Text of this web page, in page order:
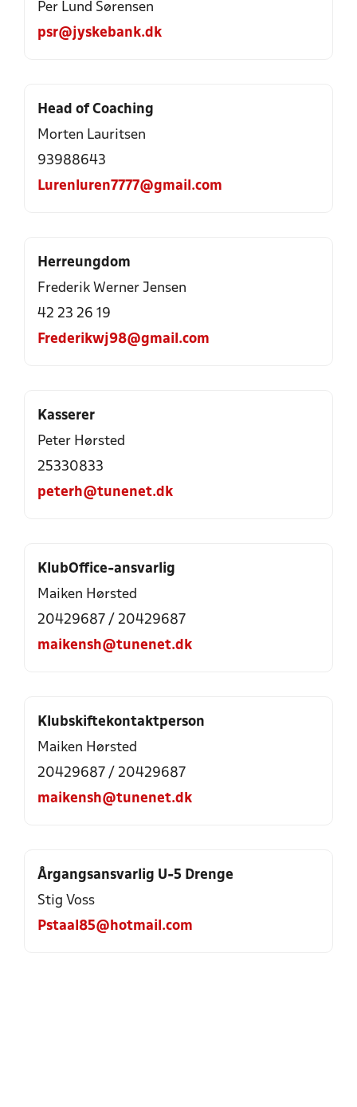
Per Lund Sørensen
psr@jyskebank.dk
Head of Coaching
Morten Lauritsen
93988643
Lurenluren7777@gmail.com
Herreungdom
Frederik Werner Jensen
42 23 26 19
Frederikwj98@gmail.com
Kasserer
Peter Hørsted
25330833
peterh@tunenet.dk
KlubOffice-ansvarlig
Maiken Hørsted
20429687 / 20429687
maikensh@tunenet.dk
Klubskiftekontaktperson
Maiken Hørsted
20429687 / 20429687
maikensh@tunenet.dk
Årgangsansvarlig U-5 Drenge
Stig Voss
Pstaal85@hotmail.com